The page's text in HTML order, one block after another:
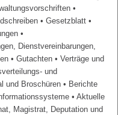
•
• Gesetzblatt •
•
Dienstvereinbarungen,
• Gutachten • Verträge und
und
und Broschüren • Berichte
• Aktuelle
Magistrat, Deputation und